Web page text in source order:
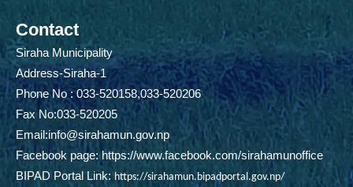
Contact
Siraha Municipality
Address-Siraha-1
Phone No : 033-520158,033-520206
Fax No:033-520205
Email:info@sirahamun.gov.np
Facebook page:https://www.facebook.com/sirahamunoffice
BIPAD Portal Link: https://sirahamun.bipadportal.gov.np/